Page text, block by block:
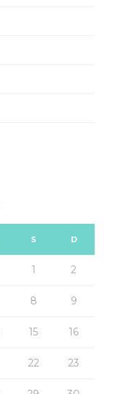
S D
1 2
8 9
15 16
22 23